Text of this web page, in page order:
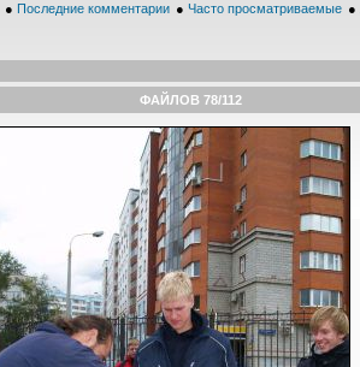
● Последние комментарии ● Часто просматриваемые ●
ФАЙЛОВ 78/112